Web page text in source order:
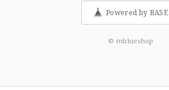
Powered by BASE
© mblueshop